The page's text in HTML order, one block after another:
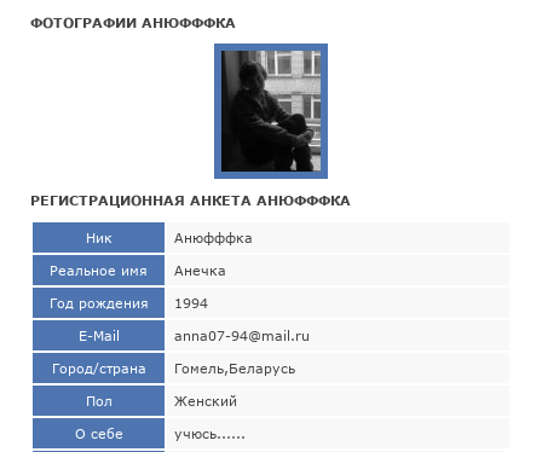
ФОТОГРАФИИ АНЮФФФКА
РЕГИСТРАЦИОННАЯ АНКЕТА АНЮФФФКА
Ник Анюфффка
Реальное имя Анечка
Год рождения 1994
E-Mail anna07-94@mail.ru
Город/страна Гомель,Беларусь
Пол Женский
О себе учюсь......